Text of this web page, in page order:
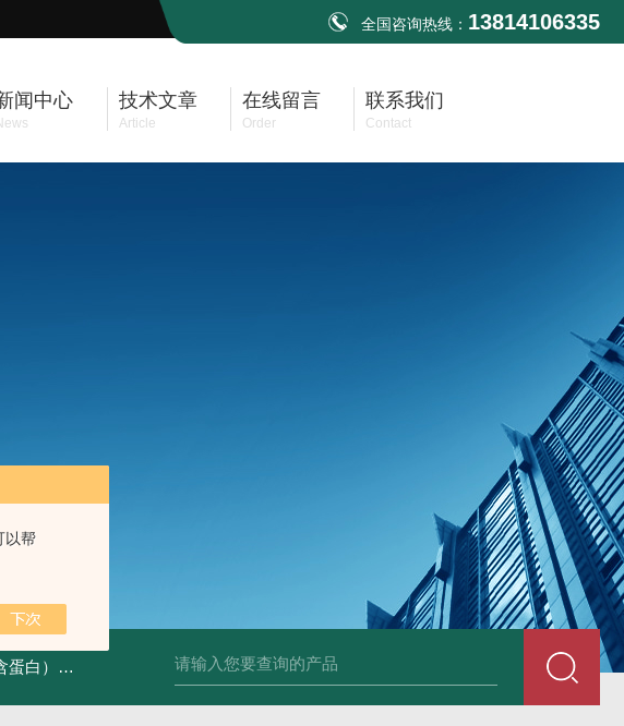
以帮
全国咨询热线： 13814106335
闻中心 技术文章
Article
在线留言
Order
联系我们
Contact
白） FITC标记小鼠抗His tag 组织细胞固定液（8％，PFA） 总胆汁酸（TBA）质